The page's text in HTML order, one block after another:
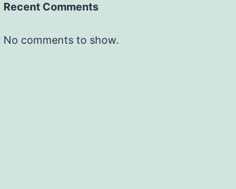
Recent Comments
No comments to show.